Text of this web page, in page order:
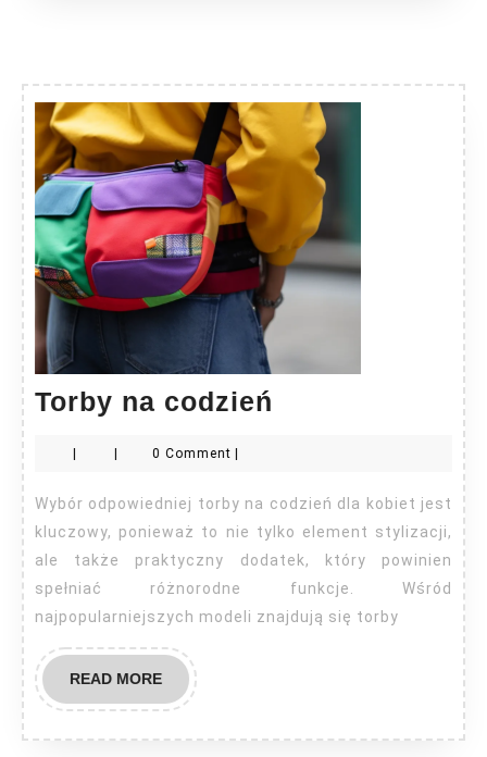
Torby na codzień
| | 0 Comment |
Wybór odpowiedniej torby na codzień dla kobiet jest
kluczowy, ponieważ to nie tylko element stylizacji,
ale także praktyczny dodatek, który powinien
spełniać różnorodne funkcje. Wśród
najpopularniejszych modeli znajdują się torby
READ MOREREAD
MORE